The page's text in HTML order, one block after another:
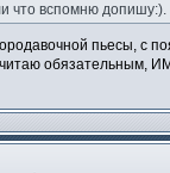
что вспомню допишу:).
пьесы, с
обязательным,